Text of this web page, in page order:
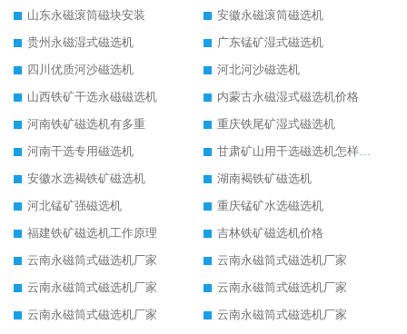
山东永磁滚筒磁块安装
安徽永磁滚筒磁选机
贵州永磁湿式磁选机
广东锰矿湿式磁选机
四川优质河沙磁选机
河北河沙磁选机
山西铁矿干选永磁磁选机
内蒙古永磁湿式磁选机价格
河南铁矿磁选机有多重
重庆铁尾矿湿式磁选机
河南干选专用磁选机
甘肃矿山用干选磁选机怎样调磁
安徽水选褐铁矿磁选机
湖南褐铁矿磁选机
河北锰矿强磁选机
重庆锰矿水选磁选机
福建铁矿磁选机工作原理
吉林铁矿磁选机价格
云南永磁筒式磁选机厂家
云南永磁筒式磁选机厂家
云南永磁筒式磁选机厂家
云南永磁筒式磁选机厂家
云南永磁筒式磁选机厂家
云南永磁筒式磁选机厂家